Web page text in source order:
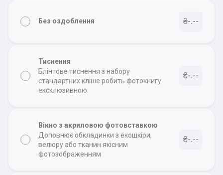
Без оздоблення ₴-.--
Тиснення
Блінтове тиснення з набору
стандартних кліше робить фотокнигу
ексклюзивною
₴-.--
Вікно з акриловою фотовставкою
Доповнює обкладинки з екошкіри,
велюру або тканин якісним
фотозображенням
₴-.--